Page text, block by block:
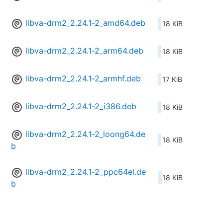
libva-drm2_2.24.1-2_amd64.deb 18 KiB
libva-drm2_2.24.1-2_arm64.deb 18 KiB
libva-drm2_2.24.1-2_armhf.deb 17 KiB
libva-drm2_2.24.1-2_i386.deb 18 KiB
libva-drm2_2.24.1-2_loong64.de
b
18 KiB
libva-drm2_2.24.1-2_ppc64el.de
b
18 KiB